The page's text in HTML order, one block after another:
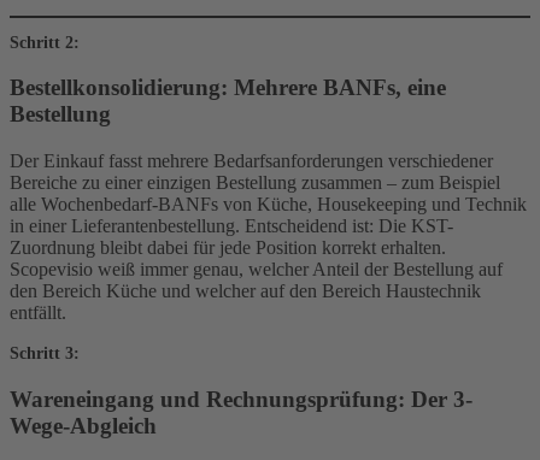
Schritt 2:
Bestellkonsolidierung: Mehrere BANFs, eine
Bestellung
Der Einkauf fasst mehrere Bedarfsanforderungen verschiedener
Bereiche zu einer einzigen Bestellung zusammen – zum Beispiel
alle Wochenbedarf-BANFs von Küche, Housekeeping und Technik
in einer Lieferantenbestellung. Entscheidend ist: Die KST-
Zuordnung bleibt dabei für jede Position korrekt erhalten.
Scopevisio weiß immer genau, welcher Anteil der Bestellung auf
den Bereich Küche und welcher auf den Bereich Haustechnik
entfällt.
Schritt 3:
Wareneingang und Rechnungsprüfung: Der 3-
Wege-Abgleich